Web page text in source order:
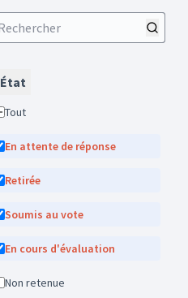
État
Tout
En attente de réponse
Retirée
Soumis au vote
En cours d'évaluation
Non retenue